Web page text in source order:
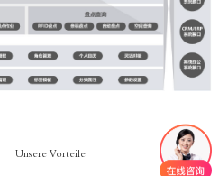
Unsere Vorteile